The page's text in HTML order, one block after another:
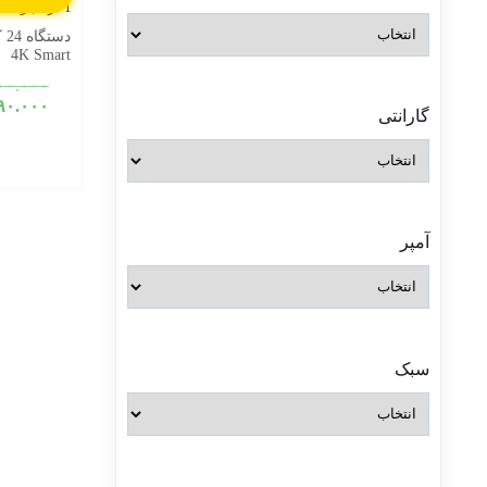
گارانتی
آمپر
سبک
1 در انبار
4K Smart